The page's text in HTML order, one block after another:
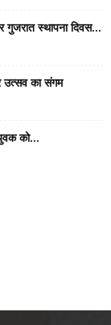
गुजरात स्थापना दिवस...
का संगम
को...